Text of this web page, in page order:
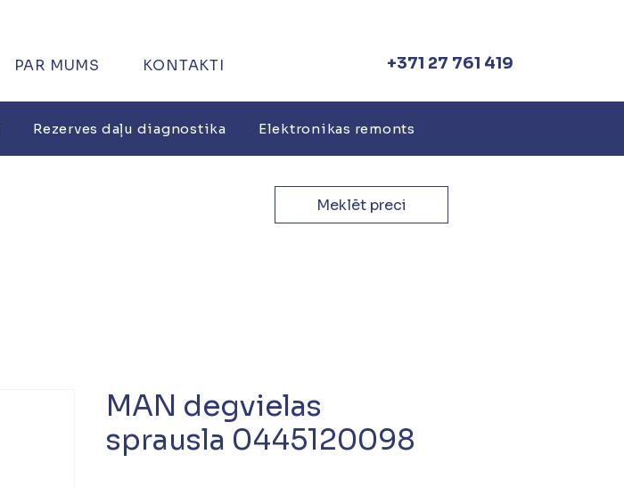
PAR MUMS KONTAKTI +371 27 761 419
Rezerves daļu diagnostika Elektronikas remonts
Meklēt preci
MAN degvielas
sprausla 0445120098